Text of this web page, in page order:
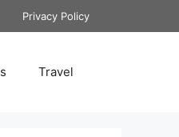
Privacy Policy
Travel